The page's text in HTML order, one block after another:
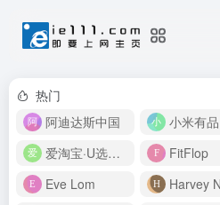
热门
阿迪达斯中国
小米有品
爱淘宝·U选好价
FitFlop
Eve Lom